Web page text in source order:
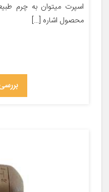
اسپرت میتوان به چرم
محصول اشاره […]